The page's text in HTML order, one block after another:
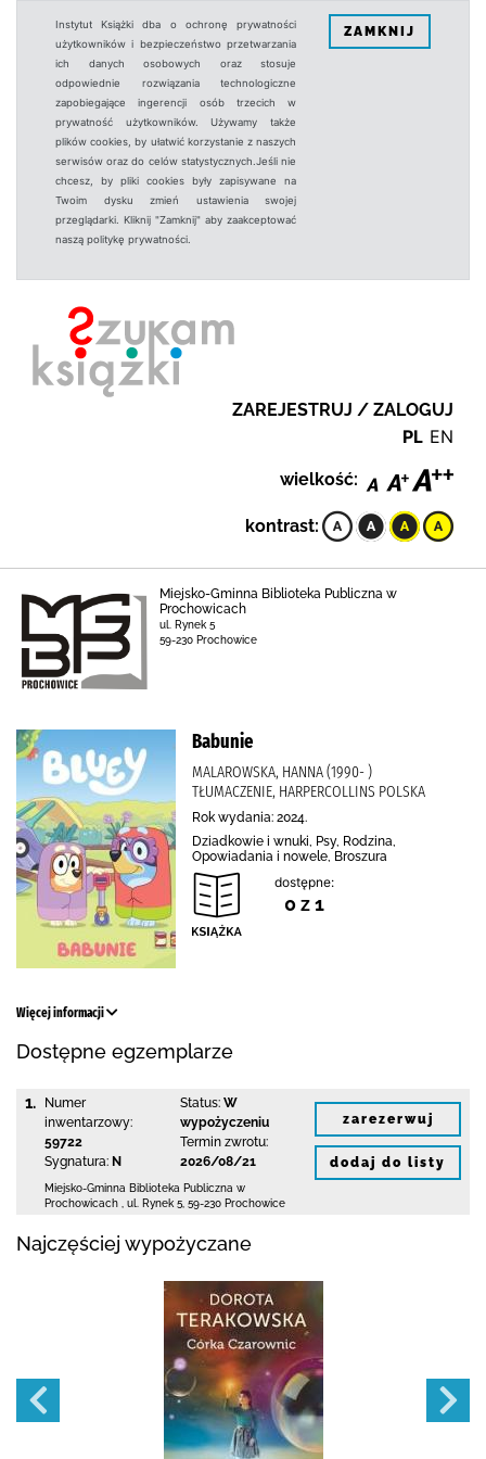
Instytut Książki dba o ochronę prywatności
użytkowników i bezpieczeństwo przetwarzania
ich danych osobowych oraz stosuje
odpowiednie rozwiązania technologiczne
zapobiegające ingerencji osób trzecich w
prywatność użytkowników. Używamy także
plików cookies, by ułatwić korzystanie z naszych
serwisów oraz do celów statystycznych.Jeśli nie
chcesz, by pliki cookies były zapisywane na
Twoim dysku zmień ustawienia swojej
przeglądarki. Kliknij "Zamknij" aby zaakceptować
naszą politykę prywatności.
ZAMKNIJ
ZAREJESTRUJ / ZALOGUJ
PL EN
wielkość:
kontrast:
Miejsko-Gminna Biblioteka Publiczna w
Prochowicach
ul. Rynek 5
59-230 Prochowice
Babunie
MALAROWSKA, HANNA (1990- )
TŁUMACZENIE, HARPERCOLLINS POLSKA
Rok wydania: 2024.
Dziadkowie i wnuki, Psy, Rodzina,
Opowiadania i nowele, Broszura
dostępne:
0 z 1
Więcej informacji
Dostępne egzemplarze
1.
Numer
inwentarzowy:
59722
Sygnatura: N
Status: W
wypożyczeniu
Termin zwrotu:
2026/08/21
Miejsko-Gminna Biblioteka Publiczna w
Prochowicach
ul. Rynek 5 59-230 Prochowice
zarezerwuj
dodaj do listy
Najczęściej wypożyczane